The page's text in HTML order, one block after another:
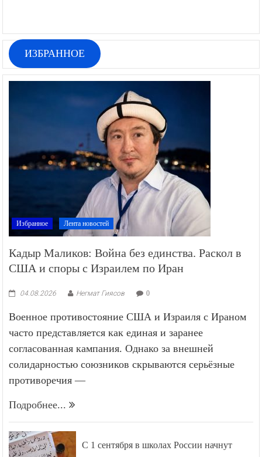
ИЗБРАННОЕ
Избранное Лента новостей
Кадыр Маликов: Война без единства. Раскол в
США и споры с Израилем по Иран
04.08.2026 Негмат Гиясов 0
Военное противостояние США и Израиля с Ираном
часто представляется как единая и заранее
согласованная кампания. Однако за внешней
солидарностью союзников скрываются серьёзные
противоречия —
Подробнее...
С 1 сентября в школах России начнут